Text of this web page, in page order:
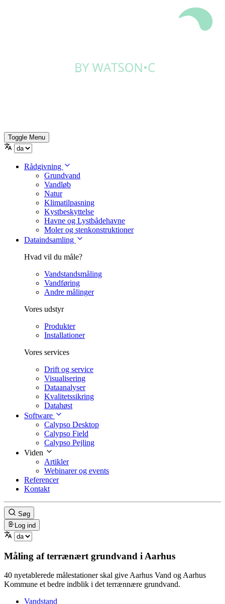
Toggle Menu
Rådgivning
Grundvand
Vandløb
Natur
Klimatilpasning
Kystbeskyttelse
Havne og Lystbådehavne
Moler og stenkonstruktioner
Dataindsamling
Hvad vil du måle?
Vandstandsmåling
Vandføring
Andre målinger
Vores udstyr
Produkter
Installationer
Vores services
Drift og service
Visualisering
Dataanalyser
Kvalitetssikring
Datahøst
Software
Calypso Desktop
Calypso Field
Calypso Pejling
Viden
Artikler
Webinarer og events
Referencer
Kontakt
Søg
Log ind
Måling af terrænært grundvand i Aarhus
40 nyetablerede målestationer skal give Aarhus Vand og Aarhus
Kommune et bedre indblik i det terrænnære grundvand.
Vandstand